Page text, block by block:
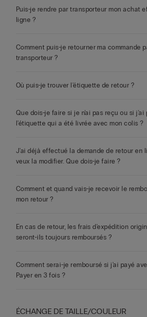
Puis-je rendre par transporteur mon achat
ligne ?
Comment puis-je retourner ma commande
transporteur ?
Où puis-je trouver l'étiquette de retour ?
Que dois-je faire si je n'ai pas reçu ou si j'ai
l'étiquette qui a été livrée avec mon colis ?
J'ai déjà effectué la demande de retour en
veux la modifier. Que dois-je faire ?
Comment et quand vais-je recevoir le
mon retour ?
En cas de retour, les frais d'expédition
seront-ils toujours remboursés ?
Comment serai-je remboursé si j'ai payé
Payer en 3 fois ?
ÉCHANGE DE TAILLE/COULEUR